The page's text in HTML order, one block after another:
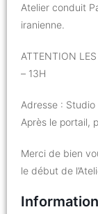
Atelier conduit
iranienne.
ATTENTION
– 13H
Adresse : Studio
Après le portail,
Merci de bien
le début de